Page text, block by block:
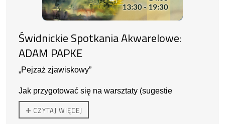
Świdnickie Spotkania Akwarelowe:
ADAM PAPKE
„Pejzaż zjawiskowy”
Jak przygotować się na warsztaty (sugestie
prowadzącego):
- sztywny podkład na którym da się przykleić papier
+ CZYTAJ WIĘCEJ